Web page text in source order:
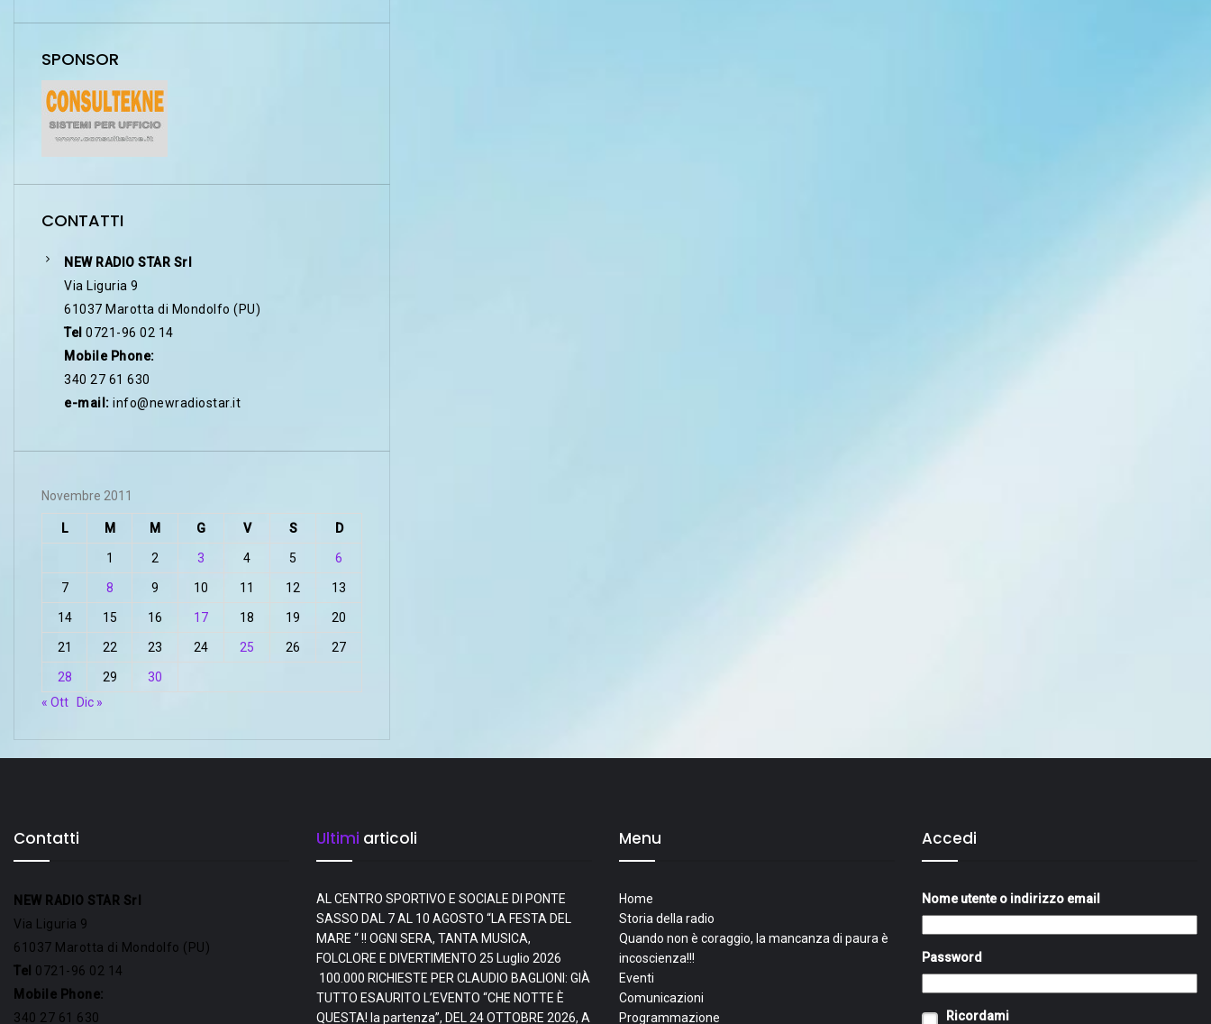
SPONSOR
CONTATTI
NEW RADIO STAR Srl
Via Liguria 9
61037 Marotta di Mondolfo (PU)
Tel 0721-96 02 14
Mobile Phone:
340 27 61 630
e-mail: info@newradiostar.it
Novembre 2011
L M M G V S D
1 2 3 4 5 6
7 8 9 10 11 12 13
14 15 16 17 18 19 20
21 22 23 24 25 26 27
28 29
30
« Ott
Dic »
Contatti
NEW RADIO STAR Srl
Via Liguria 9
61037 Marotta di Mondolfo (PU)
Tel 0721-96 02 14
Mobile Phone:
340 27 61 630
Ultimi articoli
AL CENTRO SPORTIVO E SOCIALE DI PONTE
SASSO DAL 7 AL 10 AGOSTO “LA FESTA DEL
MARE “ !! OGNI SERA, TANTA MUSICA,
FOLCLORE E DIVERTIMENTO 25 Luglio 2026
100.000 RICHIESTE PER CLAUDIO BAGLIONI: GIÀ
TUTTO ESAURITO L’EVENTO “CHE NOTTE È
QUESTA! la partenza”, DEL 24 OTTOBRE 2026, A
Menu
Home
Storia della radio
Quando non è coraggio, la mancanza di paura è
incoscienza!!!
Eventi
Comunicazioni
Programmazione
Accedi
Nome utente o indirizzo email
Password
Ricordami